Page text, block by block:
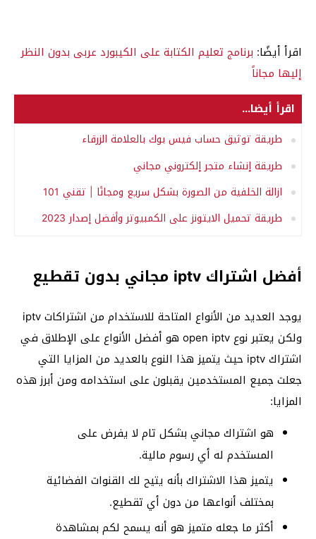
اقرأ أيضًا: برنامج تعليم الكتابة على الكيبورد عربى بدون النظر
إليها مجاناً
اقرأ أيضا...
طريقة توثيق حساب فيس بوك بالعلامة الزرقاء
طريقة إنشاء متجر إلكتروني مجاني
ازالة الخلفية من الصورة بشكل سريع ومجانًا | تقني 101
طريقة تحميل الايتونز على الكمبيوتر وأفضل إصدار 2023
أفضل اشتراك iptv مجاني بدون تقطيع
يوجد العديد من الأنواع المتاحة للاستخدام من اشتراكات iptv
ولكن يعتبر نوع open iptv هو أفضل الأنواع على الإطلاق في
اشتراك iptv حيث يتميز هذا النوع بالعديد من المزايا التي
جعلت جميع المستخدمين يقبلون على استخدامه ومن أبرز هذه
المزايا:
هو اشتراك مجاني بشكل تام لا يفرض على
المستخدم له أي رسوم مالية.
يتميز هذا الاشتراك بأنه يتيح لك القنوات الفضائية
بمختلف أنواعها من دون أي تقطيع.
أكثر ما جعله متميز هو أنه يسمح لكم بمشاهدة